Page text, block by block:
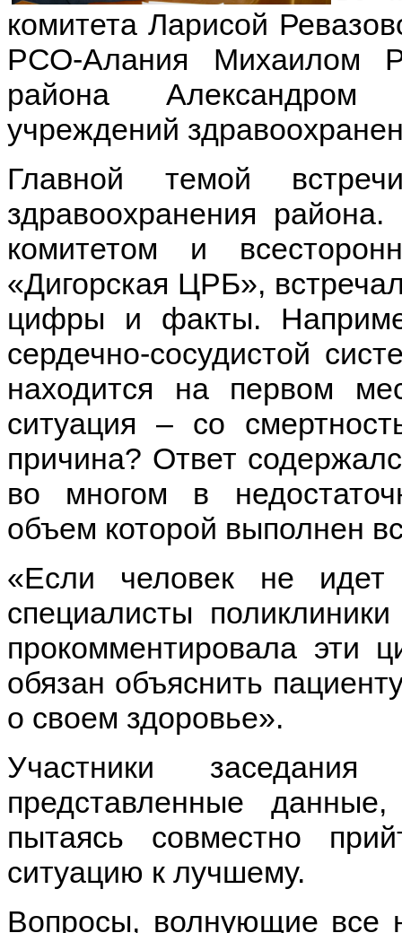
комитета Ларисой
РСО-Алания Михаилом
района Александром
учреждений
Главной темой
здравоохранения
комитетом и
«Дигорская ЦРБ»,
цифры и факты.
сердечно-сосудистой
находится на первом
ситуация – со
причина? Ответ
во многом в
объем которой выполнен
«Если человек не идет
специалисты
прокомментировала эти
обязан объяснить
о своем здоровье».
Участники заседания
представленные
пытаясь совместно
ситуацию к лучшему.
Вопросы, волнующие все